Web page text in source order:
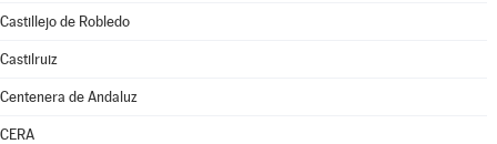
Castillejo de Robledo
Castilruiz
Centenera de Andaluz
CERA